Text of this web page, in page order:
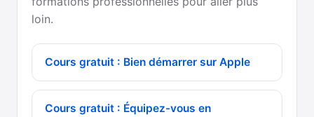
loin.
Cours gratuit : Bien démarrer sur Apple
Cours gratuit : Équipez-vous en